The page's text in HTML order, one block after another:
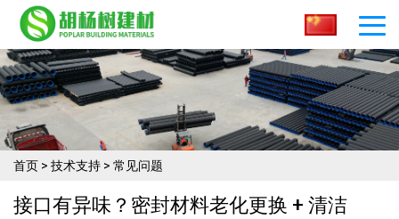
首页 > 技术支持 > 常见问题
接口有异味？密封材料老化更换 + 清洁​